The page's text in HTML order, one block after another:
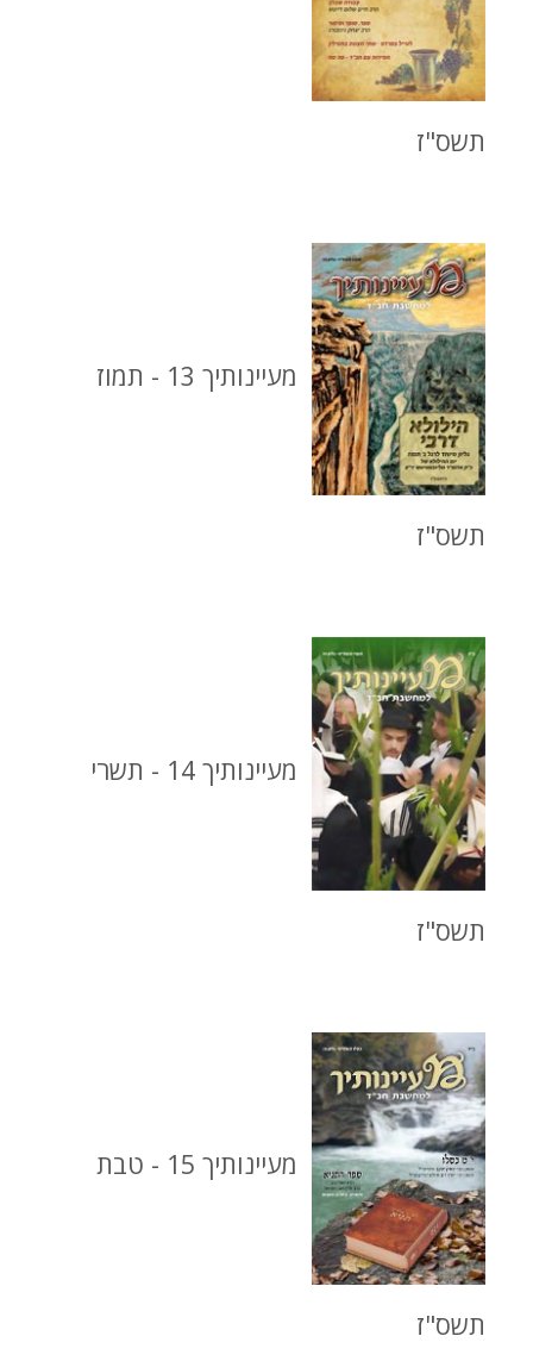
תשס"ז
מעיינותיך 13 - תמוז
תשס"ז
מעיינותיך 14 - תשרי
תשס"ז
מעיינותיך 15 - טבת
תשס"ז